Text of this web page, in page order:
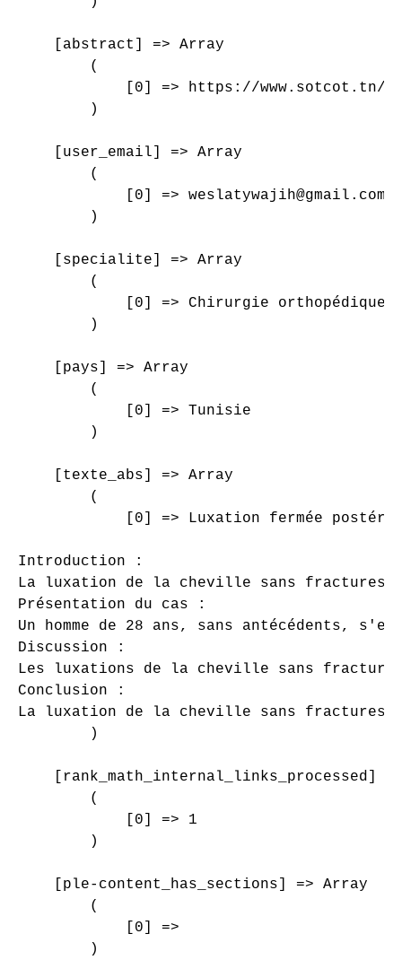
    [abstract] => Array
        (
[0] => https://www.sotcot.tn/
        )
    [user_email] => Array
        (
            [0] => weslatywajih@gmail.com
        )
    [specialite] => Array
        (
[0] => Chirurgie orthopédique
        )
    [pays] => Array
        (
            [0] => Tunisie
        )
    [texte_abs] => Array
        (
[0] => Luxation fermée
Introduction :
La luxation de la cheville sans fractures
Présentation du cas :
Un homme de 28 ans, sans antécédents,
Discussion :
Les luxations de la cheville sans
Conclusion :
La luxation de la cheville sans fractures
        )
[rank_math_internal_links_processed]
        (
            [0] => 1
        )
    [ple-content_has_sections] => Array
        (
            [0] =>
        )